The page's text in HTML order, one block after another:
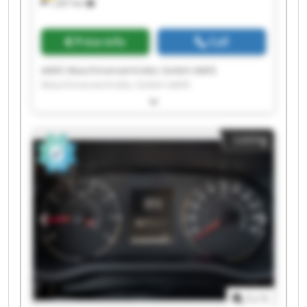
1,267 km
Price info Call
AMIS Maschinenvertriebs GmbH AMIS
Maschinenvertriebs GmbH AMIS
Maschinenvertriebs GmbH AMIS
Maschinenvertriebs GmbH AMIS
Maschinenvertriebs GmbH AMIS
Maschinenvertriebs GmbH AMIS
Maschinenvertriebs GmbH AMIS
Maschinenvertriebs GmbH AMIS
Maschinenvertriebs GmbH AMIS
Maschinenvertriebs GmbH AMIS
Maschinenvertriebs GmbH AMIS
Maschinenvertriebs GmbH AMIS
Maschinenvertriebs GmbH AMIS
Maschinenvertriebs GmbH AMIS
Listing